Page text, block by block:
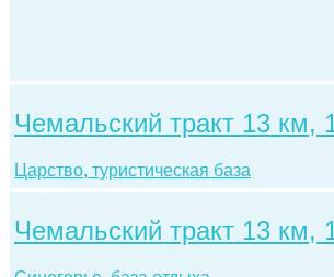
Чемальский тракт 13 км,
Царство, туристическая база
Чемальский тракт 13 км,